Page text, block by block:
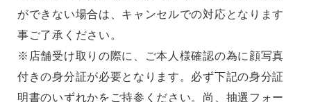
ができない場合は、キャンセルでの対応となります
事ご了承ください。
※店舗受け取りの際に、ご本人様確認の為に顔写真
付きの身分証が必要となります。必ず下記の身分証
明書のいずれかをご持参ください。尚、抽選フォー